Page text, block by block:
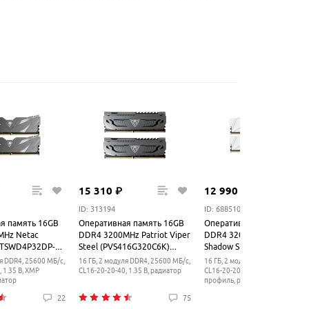
память 16GB
Netac
KIT)
DDR4, 25600 МБ/с,
1.35 В, XMP
22
15 310 ₽
ID: 313194
Оперативная память 16GB
DDR4 3200MHz Patriot Viper
Steel (PVS416G320C6K)
(2x8GB KIT)
16 ГБ, 2 модуля DDR4, 25600 МБ/с,
CL16-20-20-40, 1.35 В, радиатор
75
12 990
ID: 688510
Оперативная память 16GB
DDR4 3200MHz Netac
Shadow S White
(NTSSD4P32DP-16W)
KIT)
16 ГБ, 2 модуля DDR4, 25600
CL16-20-20-40, 1.35 В, XMP
профиль, радиатор